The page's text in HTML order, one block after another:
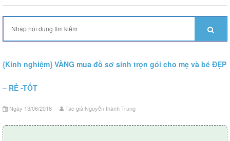
{Kinh nghiệm} VÀNG mua đồ sơ sinh trọn gói cho mẹ và bé ĐẸP
– RẺ -TỐT
Ngày 13/06/2018 Tác giả Nguyễn thành Trung